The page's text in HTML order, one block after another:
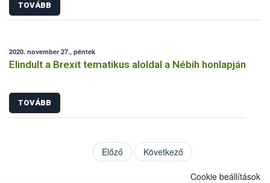
TOVÁBB
2020. november 27., péntek
Elindult a Brexit tematikus aloldal a Nébih honlapján
TOVÁBB
Előző Következő
Cookie beállítások